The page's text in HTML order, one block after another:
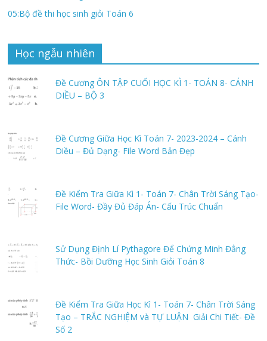
05:Bộ đề thi học sinh giỏi Toán 6
Học ngẫu nhiên
Đề Cương ÔN TẬP CUỐI HỌC KÌ 1- TOÁN 8- CÁNH
DIỀU – BỘ 3
Đề Cương Giữa Học Kì Toán 7- 2023-2024 – Cánh
Diều – Đủ Dạng- File Word Bản Đẹp
Đề Kiểm Tra Giữa Kì 1- Toán 7- Chân Trời Sáng Tạo-
File Word- Đầy Đủ Đáp Án- Cấu Trúc Chuẩn
Sử Dụng Định Lí Pythagore Để Chứng Minh Đẳng
Thức- Bồi Dưỡng Học Sinh Giỏi Toán 8
Đề Kiểm Tra Giữa Học Kì 1- Toán 7- Chân Trời Sáng
Tạo – TRẮC NGHIỆM và TỰ LUẬN Giải Chi Tiết- Đề
Số 2